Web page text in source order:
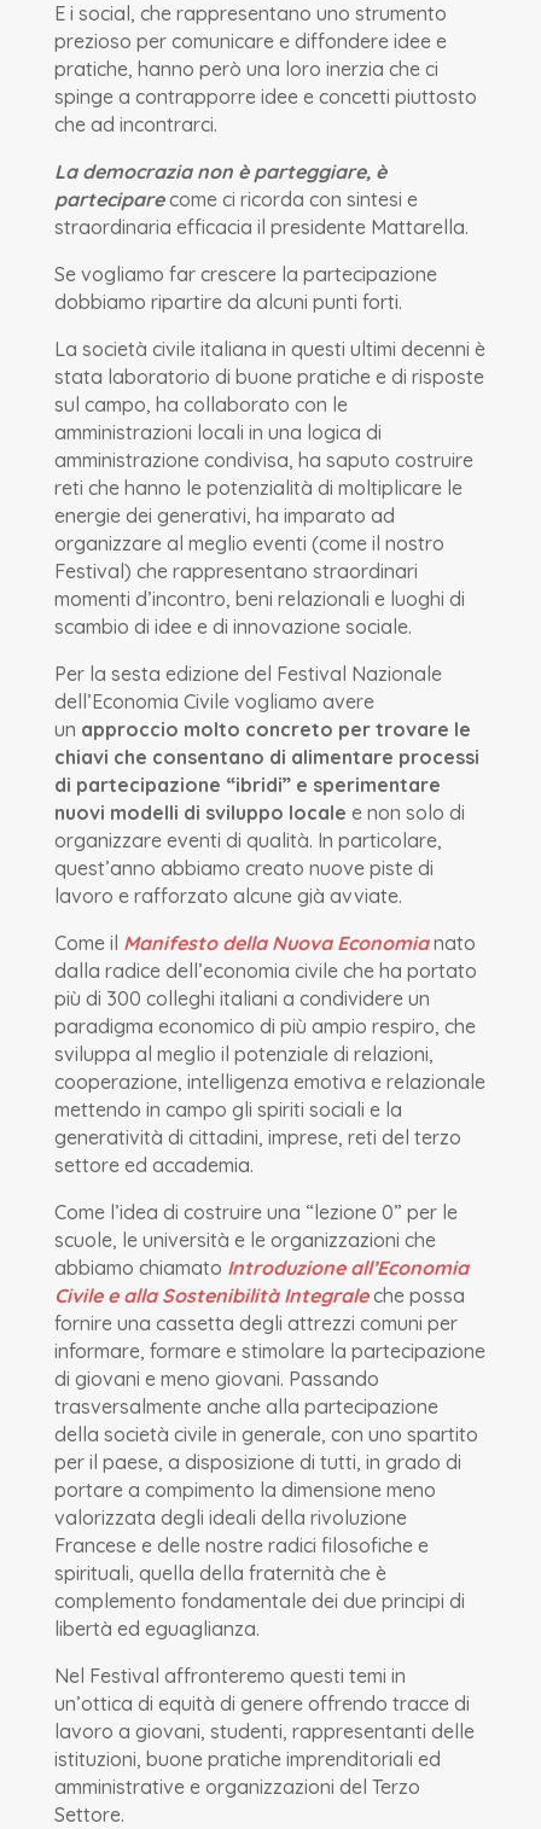
E i social, che rappresentano uno strumento
prezioso per comunicare e diffondere idee e
pratiche, hanno però una loro inerzia che ci
spinge a contrapporre idee e concetti piuttosto
che ad incontrarci.
La democrazia non è parteggiare, è
parteciparecome ci ricorda con sintesi e
straordinaria efficacia il presidente Mattarella.
Se vogliamo far crescere la partecipazione
dobbiamo ripartire da alcuni punti forti.
La società civile italiana in questi ultimi decenni è
stata laboratorio di buone pratiche e di risposte
sul campo, ha collaborato con le
amministrazioni locali in una logica di
amministrazione condivisa, ha saputo costruire
reti che hanno le potenzialità di moltiplicare le
energie dei generativi, ha imparato ad
organizzare al meglio eventi (come il nostro
Festival) che rappresentano straordinari
momenti d’incontro, beni relazionali e luoghi di
scambio di idee e di innovazione sociale.
Per la sesta edizione del Festival Nazionale
dell’Economia Civile vogliamo avere
un approccio molto concreto per trovare le
chiavi che consentano di alimentare processi
di partecipazione “ibridi” e sperimentare
nuovi modelli di sviluppo locale e non solo di
organizzare eventi di qualità. In particolare,
quest’anno abbiamo creato nuove piste di
lavoro e rafforzato alcune già avviate.
Come il Manifesto della Nuova Economianato
dalla radice dell’economia civile che ha portato
più di 300 colleghi italiani a condividere un
paradigma economico di più ampio respiro, che
sviluppa al meglio il potenziale di relazioni,
cooperazione, intelligenza emotiva e relazionale
mettendo in campo gli spiriti sociali e la
generatività di cittadini, imprese, reti del terzo
settore ed accademia.
Come l’idea di costruire una “lezione 0” per le
scuole, le università e le organizzazioni che
abbiamo chiamato Introduzione all’Economia
Civile e alla Sostenibilità Integraleche possa
fornire una cassetta degli attrezzi comuni per
informare, formare e stimolare la partecipazione
di giovani e meno giovani. Passando
trasversalmente anche alla partecipazione
della società civile in generale, con uno spartito
per il paese, a disposizione di tutti, in grado di
portare a compimento la dimensione meno
valorizzata degli ideali della rivoluzione
Francese e delle nostre radici filosofiche e
spirituali, quella della fraternità che è
complemento fondamentale dei due principi di
libertà ed eguaglianza.
Nel Festival affronteremo questi temi in
un’ottica di equità di genere offrendo tracce di
lavoro a giovani, studenti, rappresentanti delle
istituzioni, buone pratiche imprenditoriali ed
amministrative e organizzazioni del Terzo
Settore.